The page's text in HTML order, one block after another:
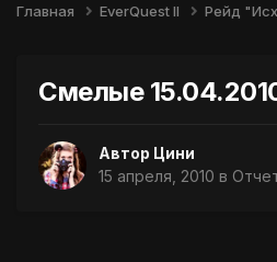
Главная EverQuest II Рейд
Смелые
Автор Цини
15 апреля, 2010 в